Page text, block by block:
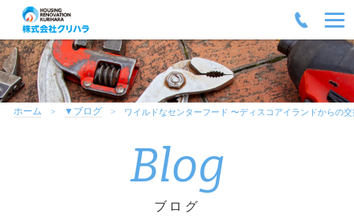
ホーム ▼ブログ ワイルドなセンターフード 〜ディスコアイランドからの交
Blog
ブログ